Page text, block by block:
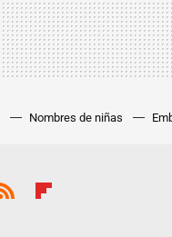
Nombres de niñas